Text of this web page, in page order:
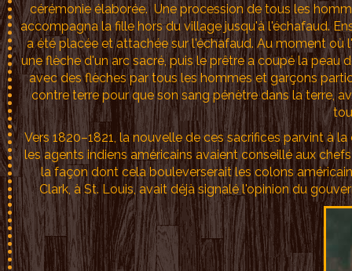
cérémonie élaborée. Une procession de tous les
accompagna la fille hors du village jusqu'à l'échafaud.
a été placée et attachée sur l'échafaud. Au moment
une flèche d'un arc sacré, puis le prêtre a coupé la
avec des flèches par tous les hommes et garçons
contre terre pour que son sang pénètre dans la terre,
Vers 1820–1821, la nouvelle de ces sacrifices parvint à
les agents indiens américains avaient conseillé aux
la façon dont cela bouleverserait les colons
Clark, à St. Louis, avait déjà signalé l'opinion du